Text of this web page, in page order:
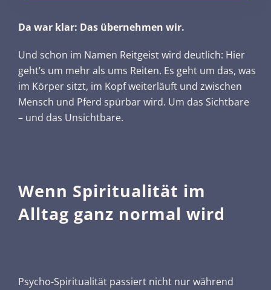
Da war klar: Das übernehmen wir.
Und schon im Namen Reitgeist wird deutlich: Hier
geht’s um mehr als ums Reiten. Es geht um das, was
im Körper sitzt, im Kopf weiterläuft und zwischen
Mensch und Pferd spürbar wird. Um das Sichtbare
– und das Unsichtbare.
Wenn Spiritualität im
Alltag ganz normal wird
Psycho-Spiritualität passiert nicht nur während